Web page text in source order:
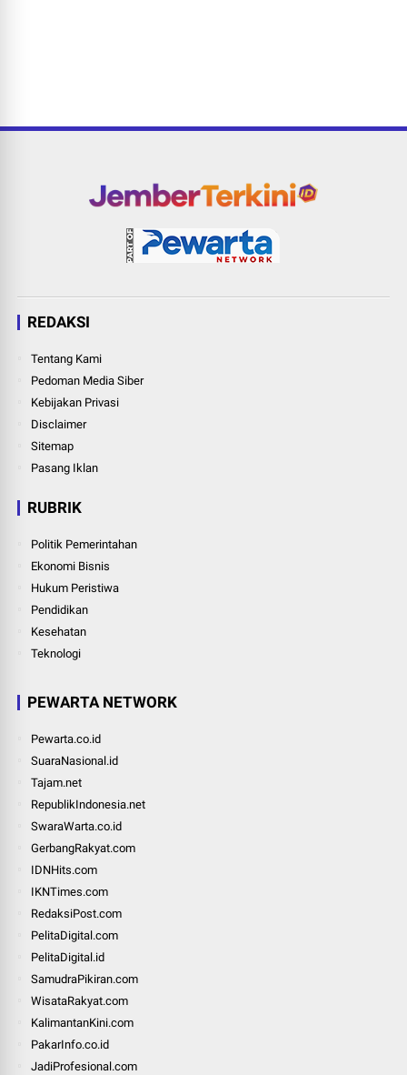
REDAKSI
Tentang Kami
Pedoman Media Siber
Kebijakan Privasi
Disclaimer
Sitemap
Pasang Iklan
RUBRIK
Politik Pemerintahan
Ekonomi Bisnis
Hukum Peristiwa
Pendidikan
Kesehatan
Teknologi
PEWARTA NETWORK
Pewarta.co.id
SuaraNasional.id
Tajam.net
RepublikIndonesia.net
SwaraWarta.co.id
GerbangRakyat.com
IDNHits.com
IKNTimes.com
RedaksiPost.com
PelitaDigital.com
PelitaDigital.id
SamudraPikiran.com
WisataRakyat.com
KalimantanKini.com
PakarInfo.co.id
JadiProfesional.com